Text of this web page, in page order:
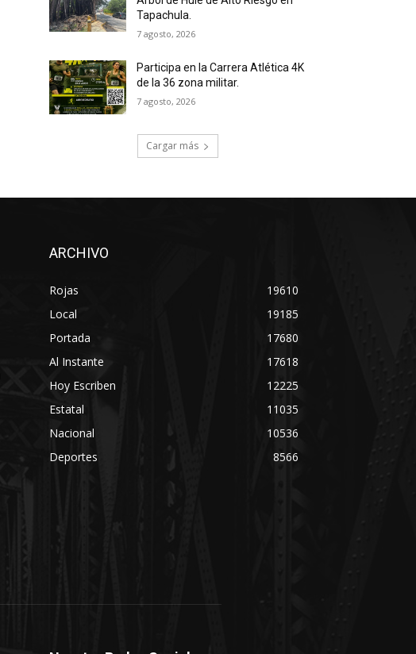
Tapachula.
7 agosto, 2026
Participa en la Carrera Atlética 4K
de la 36 zona militar.
7 agosto, 2026
Cargar más
ARCHIVO
Rojas
19610
Local
19185
Portada
17680
Al Instante
17618
Hoy Escriben
12225
Estatal
11035
Nacional
10536
Deportes
8566